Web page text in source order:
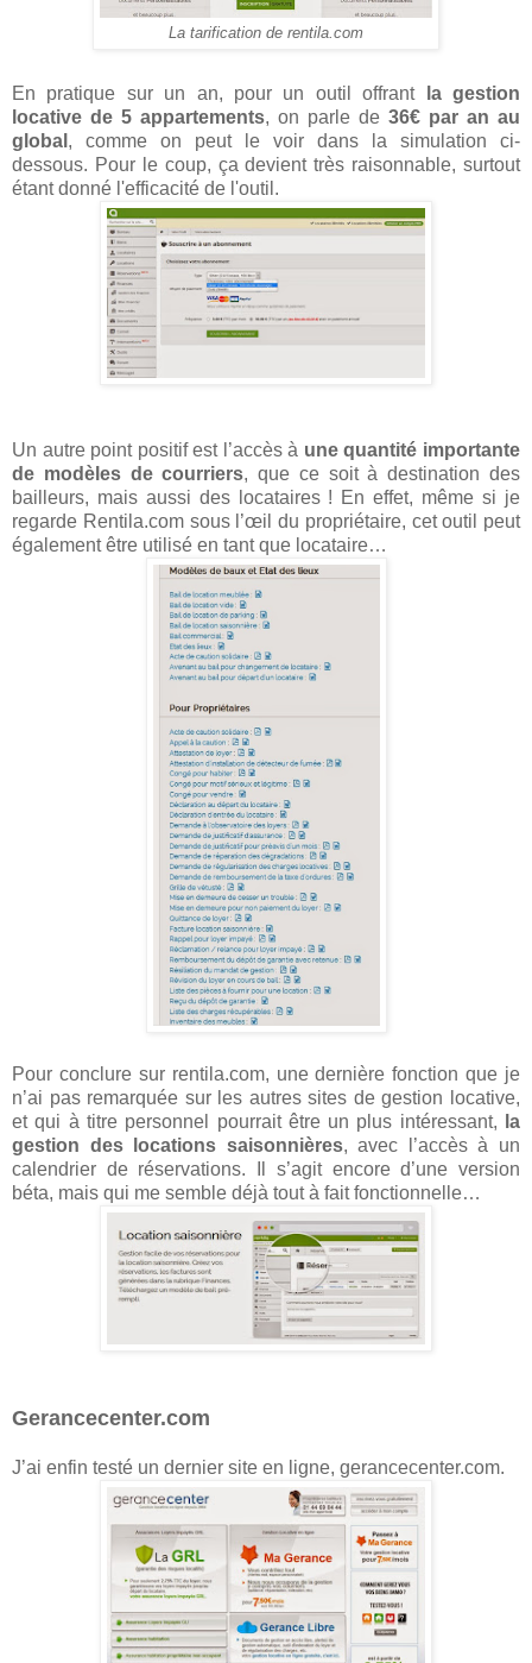
La tarification de rentila.com
En pratique sur un an, pour un outil offrant
la gestion
locative de 5 appartements, on parle de 36€ par an au
global , comme on peut le voir dans la simulation ci-
dessous. Pour le coup, ça devient très raisonnable, surtout
étant donné l'efficacité de l'outil.
Un autre point positif est l’accès à une quantité importante
de modèles de courriers, que ce soit à destination des
bailleurs, mais aussi des locataires ! En effet, même si je
regarde Rentila.com sous l’œil du propriétaire, cet outil peut
également être utilisé en tant que locataire…
Pour conclure sur rentila.com, une dernière fonction que je
n’ai pas remarquée sur les autres sites de gestion locative,
et qui à titre personnel pourrait être un plus intéressant,
la
gestion des locations saisonnières, avec l’accès à un
calendrier de réservations. Il s’agit encore d’une version
béta, mais qui me semble déjà tout à fait fonctionnelle…
Gerancecenter.com
J’ai enfin testé un dernier site en ligne, gerancecenter.com.